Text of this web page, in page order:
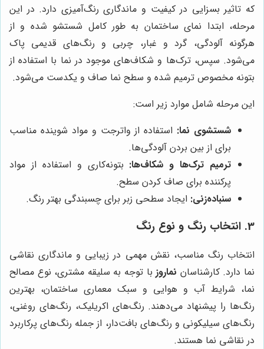
که تاثیر بسزایی در کیفیت و ماندگاری رنگ‌آمیزی دارد. در این
مرحله، ابتدا نمای ساختمان به طور کامل شستشو شده و از
هرگونه آلودگی، گرد و غبار، چربی و رنگ‌های قدیمی پاک
می‌شود. سپس، ترک‌ها و شکاف‌های موجود در نما با استفاده از
بتونه مخصوص ترمیم شده و سطح نما صاف و یکدست می‌شود.
این مرحله شامل موارد زیر است:
شستشوی نما: استفاده از واترجت و مواد شوینده مناسب
برای از بین بردن آلودگی‌ها.
ترمیم ترک‌ها و شکاف‌ها: بتونه‌کاری و استفاده از مواد
پرکننده برای صاف کردن سطح.
سنباده‌زنی: ایجاد سطحی زبر برای چسبندگی بهتر رنگ.
3. انتخاب رنگ و نوع رنگ
انتخاب رنگ مناسب، نقش مهمی در زیبایی و ماندگاری نقاشی
نما دارد. کارشناسان نماروز با توجه به سلیقه مشتری، نوع مصالح
نما، شرایط آب و هوایی و سبک معماری ساختمان، بهترین
رنگ‌ها را پیشنهاد می‌دهند. رنگ‌های اکریلیک، رنگ‌های روغنی،
رنگ‌های سیلیکونی و رنگ‌های بافت‌دار، از جمله رنگ‌های پرکاربرد
در نقاشی نما هستند.